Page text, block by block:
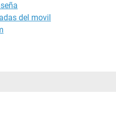
del movil